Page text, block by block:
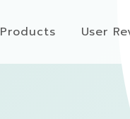
Products User